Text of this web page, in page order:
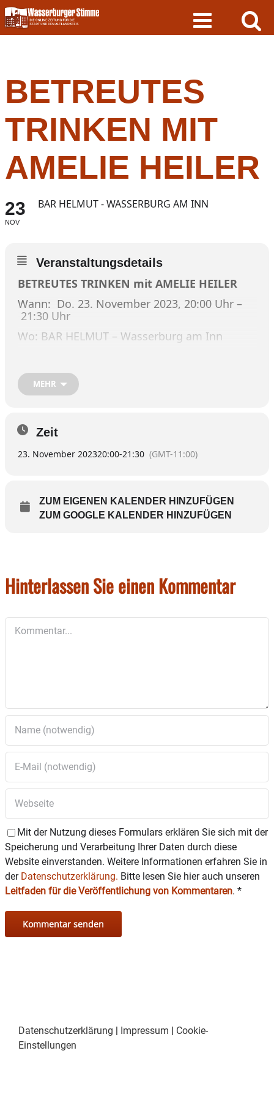
Skip
to
content
BETREUTES
TRINKEN MIT
AMELIE HEILER
23
NOV
BAR HELMUT - WASSERBURG AM INN
Veranstaltungsdetails
BETREUTES TRINKEN mit AMELIE HEILER
Wann: Do. 23. November 2023, 20:00 Uhr –
21:30 Uhr
Wo: BAR HELMUT – Wasserburg am Inn
https://www.theaterwasserburg.de/index.php
MEHR
Zeit
23. November 202320:00-21:30 (GMT-11:00)
ZUM EIGENEN KALENDER HINZUFÜGEN
ZUM GOOGLE KALENDER HINZUFÜGEN
Hinterlassen Sie einen Kommentar
Mit der Nutzung dieses Formulars erklären Sie sich mit der
Speicherung und Verarbeitung Ihrer Daten durch diese
Website einverstanden. Weitere Informationen erfahren Sie in
der Datenschutzerklärung. Bitte lesen Sie hier auch unseren
Leitfaden für die Veröffentlichung von Kommentaren. *
Datenschutzerklärung | Impressum | Cookie-
Einstellungen